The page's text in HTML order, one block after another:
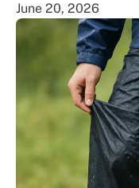
June 20, 2026